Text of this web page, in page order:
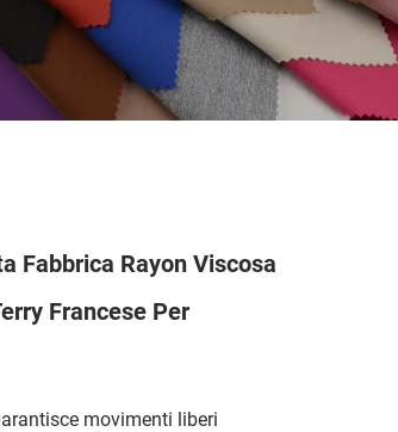
Fabbrica Rayon Viscosa
Francese Per
movimenti liberi